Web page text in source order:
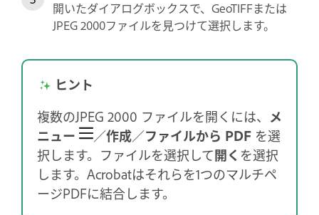
開いたダイアログボックスで、GeoTIFFまたは
JPEG 2000ファイルを見つけて選択します。
ヒント
複数のJPEG 2000 ファイルを開くには、 メ
ニュー
／作成／ファイルから PDF を選
択します。ファイルを選択して開く を選択
します。Acrobatはそれらを1つのマルチペ
ージPDFに結合します。